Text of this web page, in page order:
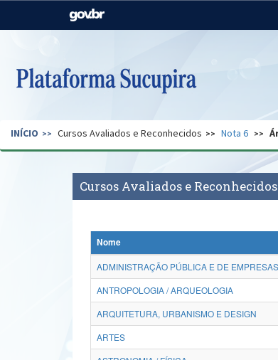
Casa Civil
Pecuária e Abastecimento
Secretaria de Governo Gabinete de
INÍCIO Cursos Avaliados e Reconhecidos Nota 6
Cursos Avaliados e Reconhecidos
Nome
ADMINISTRAÇÃO PÚBLICA E DE
ANTROPOLOGIA / ARQUEOLOGIA
ARQUITETURA, URBANISMO E DESIGN
ARTES